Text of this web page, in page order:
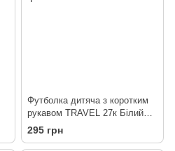
Футболка дитяча з коротким
рукавом TRAVEL 27к Білий
100см
295 грн